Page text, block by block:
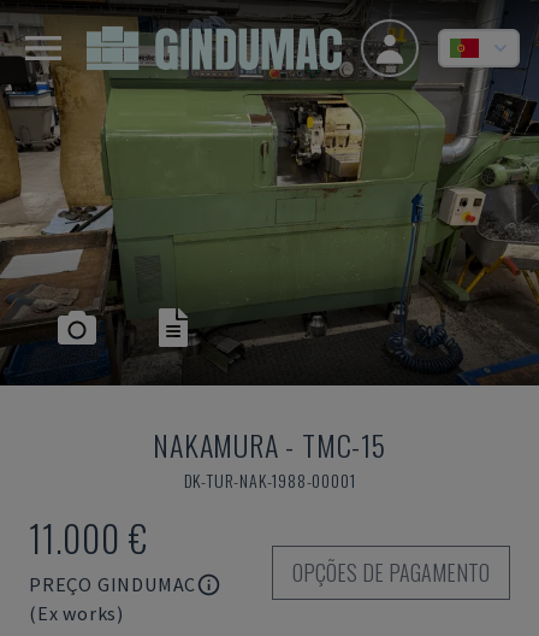
NAKAMURA- TMC-15
DK-TUR-NAK-1988-00001
11.000 €
PREÇO GINDUMAC
(Ex works)
OPÇÕES DE PAGAMENTO